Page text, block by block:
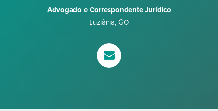
Advogado e Correspondente Jurídico
Luziânia, GO